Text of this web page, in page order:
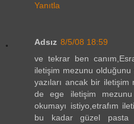
Yanıtla
Adsız 8/5/08 18:59
ve tekrar ben
iletişim mezunu
yazıları ancak bir
de ege iletişim mezunu
okumayı istiyo,etrafım
bu kadar güzel pasta